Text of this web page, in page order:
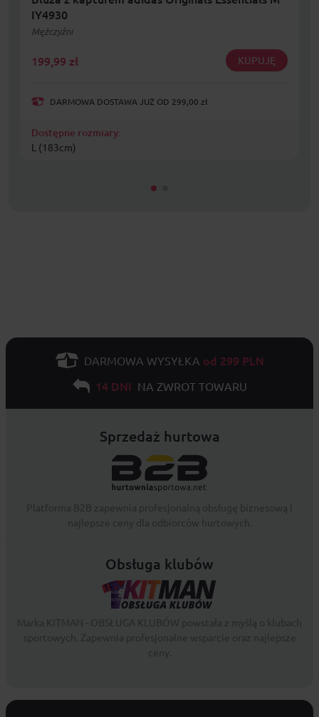
IY4930
Mężczyźni
199,99 zł KUPUJĘ
DARMOWA DOSTAWA JUŻ OD 299,00 zł
Dostępne rozmiary:
L (183cm)
DARMOWA WYSYŁKA od 299 PLN
14 DNI NA ZWROT TOWARU
Sprzedaż hurtowa
Obsługa klubów